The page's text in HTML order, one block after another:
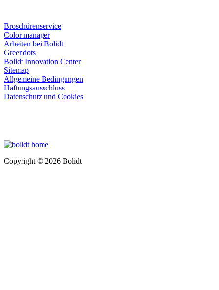
Broschürenservice
Color manager
Arbeiten bei Bolidt
Greendots
Bolidt Innovation Center
Sitemap
Allgemeine Bedingungen
Haftungsausschluss
Datenschutz und Cookies
Copyright © 2026 Bolidt